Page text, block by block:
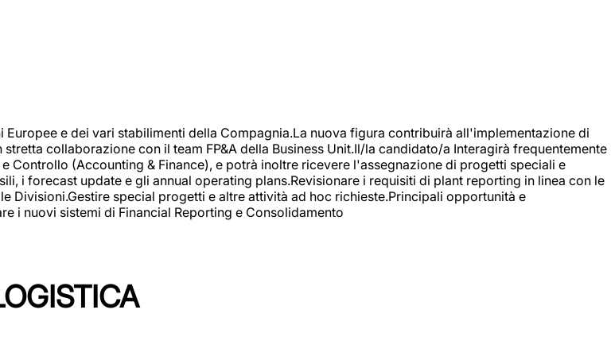
e dei vari stabilimenti della Compagnia.La nuova figura contribuirà all'implementazione di
collaborazione con il team FP&A della Business Unit.Il/la candidato/a Interagirà frequentemente
Controllo (Accounting & Finance), e potrà inoltre ricevere l'assegnazione di progetti speciali e
i forecast update e gli annual operating plans.Revisionare i requisiti di plant reporting in linea con le
Divisioni.Gestire special progetti e altre attività ad hoc richieste.Principali opportunità e
i nuovi sistemi di Financial Reporting e Consolidamento